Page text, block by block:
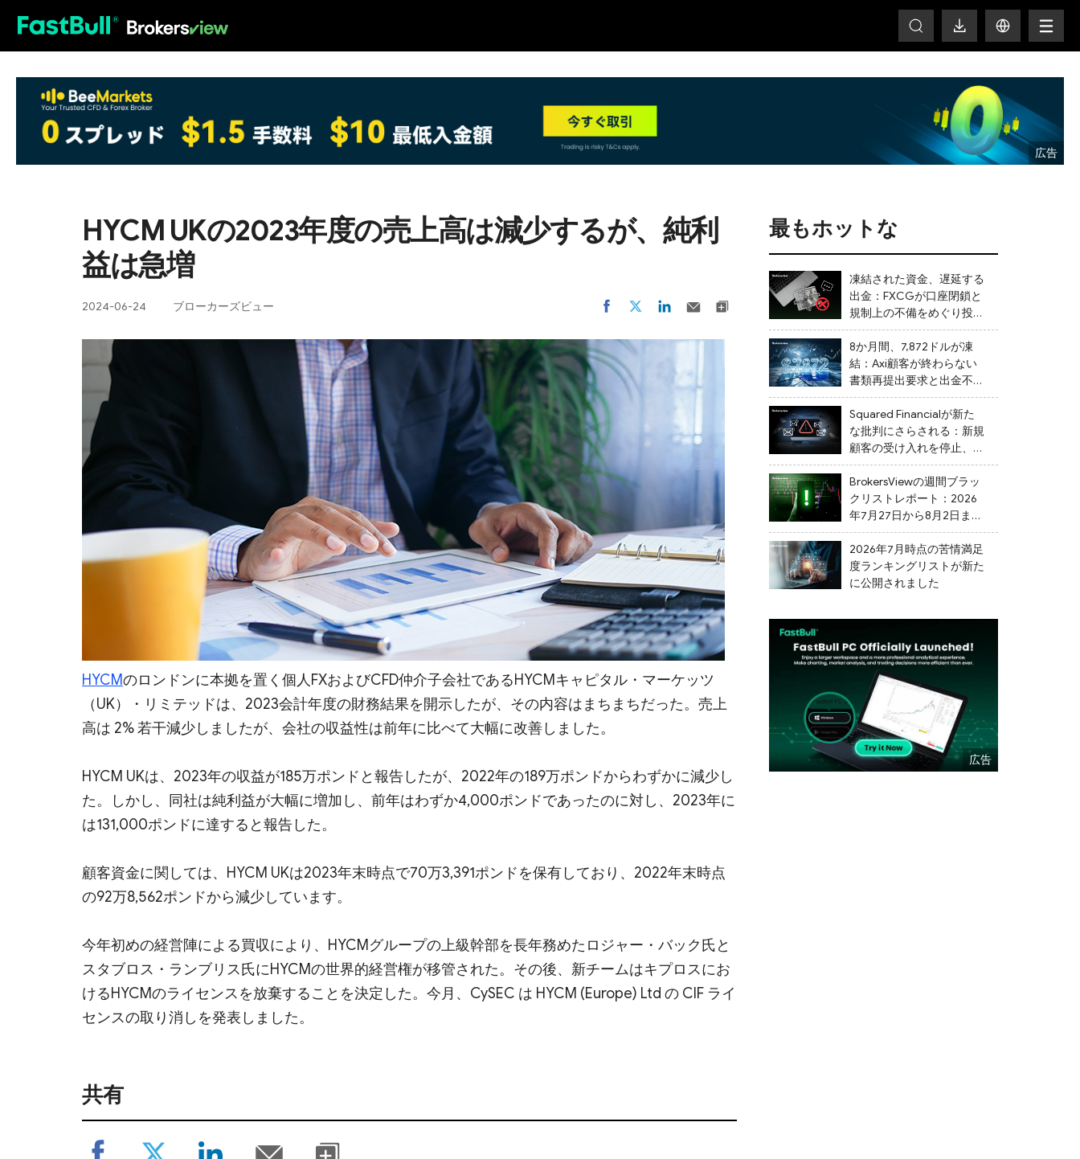
HYCM UKの2023年度の売上高は減少するが、純利
益は急増
2024-06-24 ブローカーズビュー
HYCMのロンドンに本拠を置く個人FXおよびCFD仲介子会社であるHYCMキャピタル・マーケッツ
（UK）・リミテッドは、2023会計年度の財務結果を開示したが、その内容はまちまちだった。売上
高は 2% 若干減少しましたが、会社の収益性は前年に比べて大幅に改善しました。
HYCM UKは、2023年の収益が185万ポンドと報告したが、2022年の189万ポンドからわずかに減少し
た。しかし、同社は純利益が大幅に増加し、前年はわずか4,000ポンドであったのに対し、2023年に
は131,000ポンドに達すると報告した。
顧客資金に関しては、HYCM UKは2023年末時点で70万3,391ポンドを保有しており、2022年末時点
の92万8,562ポンドから減少しています。
今年初めの経営陣による買収により、HYCMグループの上級幹部を長年務めたロジャー・バック氏と
スタブロス・ランブリス氏にHYCMの世界的経営権が移管された。その後、新チームはキプロスにお
けるHYCMのライセンスを放棄することを決定した。今月、CySEC は HYCM (Europe) Ltd の CIF ライ
センスの取り消しを発表しました。
共有
最もホットな
凍結された資金、遅延する
出金：FXCGが口座閉鎖と
規制上の不備をめぐり投資
家からの苦情に直面
8か月間、7,872ドルが凍
結：Axi顧客が終わらない
書類再提出要求と出金不能
を告発
Squared Financialが新た
な批判にさらされる：新規
顧客の受け入れを停止、出
金を遅延
BrokersViewの週間ブラッ
クリストレポート：2026
年7月27日から8月2日まで
の間に、24社の不審なブ
ローカーがフラグ付けされ
ました。
2026年7月時点の苦情満足
度ランキングリストが新た
に公開されました